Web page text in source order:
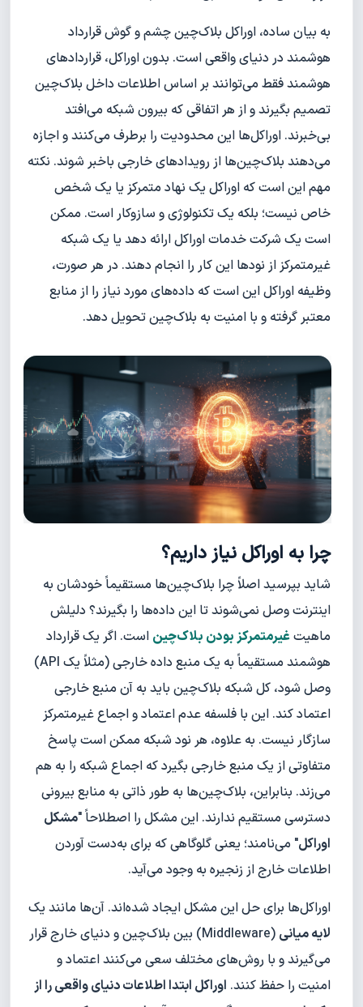
به بیان ساده، اوراکل بلاک‌چین چشم و گوش قرارداد
هوشمند در دنیای واقعی است. بدون اوراکل، قراردادهای
هوشمند فقط می‌توانند بر اساس اطلاعات داخل بلاک‌چین
تصمیم بگیرند و از هر اتفاقی که بیرون شبکه می‌افتد
بی‌خبرند. اوراکل‌ها این محدودیت را برطرف می‌کنند و اجازه
می‌دهند بلاک‌چین‌ها از رویدادهای خارجی باخبر شوند. نکته
مهم این است که اوراکل یک نهاد متمرکز یا یک شخص
خاص نیست؛ بلکه یک تکنولوژی و سازوکار است. ممکن
است یک شرکت خدمات اوراکل ارائه دهد یا یک شبکه
غیرمتمرکز از نودها این کار را انجام دهند. در هر صورت،
وظیفه اوراکل این است که داده‌های مورد نیاز را از منابع
معتبر گرفته و با امنیت به بلاک‌چین تحویل دهد.
چرا به اوراکل نیاز داریم؟
شاید بپرسید اصلاً چرا بلاک‌چین‌ها مستقیماً خودشان به
اینترنت وصل نمی‌شوند تا این داده‌ها را بگیرند؟ دلیلش
ماهیتغیرمتمرکز بودن بلاک‌چین است. اگر یک قرارداد
هوشمند مستقیماً به یک منبع داده خارجی (مثلاً یک API)
وصل شود، کل شبکه بلاک‌چین باید به آن منبع خارجی
اعتماد کند. این با فلسفه عدم اعتماد و اجماع غیرمتمرکز
سازگار نیست. به علاوه، هر نود شبکه ممکن است پاسخ
متفاوتی از یک منبع خارجی بگیرد که اجماع شبکه را به هم
می‌زند. بنابراین، بلاک‌چین‌ها به طور ذاتی به منابع بیرونی
دسترسی مستقیم ندارند. این مشکل را اصطلاحاً "مشکل
اوراکل" می‌نامند؛ یعنی گلوگاهی که برای به‌دست آوردن
اطلاعات خارج از زنجیره به وجود می‌آید.
اوراکل‌ها برای حل این مشکل ایجاد شده‌اند. آن‌ها مانند یک
لایه میانی
(Middleware) بین بلاک‌چین و دنیای خارج قرار
می‌گیرند و با روش‌های مختلف سعی می‌کنند اعتماد و
امنیت را حفظ کنند. اوراکل ابتدا اطلاعات دنیای واقعی را از